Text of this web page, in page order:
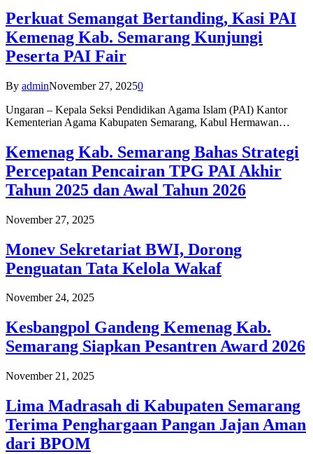
Perkuat Semangat Bertanding, Kasi PAI
Kemenag Kab. Semarang Kunjungi
Peserta PAI Fair
By adminNovember 27, 20250
Ungaran – Kepala Seksi Pendidikan Agama Islam (PAI) Kantor
Kementerian Agama Kabupaten Semarang, Kabul Hermawan…
Kemenag Kab. Semarang Bahas Strategi
Percepatan Pencairan TPG PAI Akhir
Tahun 2025 dan Awal Tahun 2026
November 27, 2025
Monev Sekretariat BWI, Dorong
Penguatan Tata Kelola Wakaf
November 24, 2025
Kesbangpol Gandeng Kemenag Kab.
Semarang Siapkan Pesantren Award 2026
November 21, 2025
Lima Madrasah di Kabupaten Semarang
Terima Penghargaan Pangan Jajan Aman
dari BPOM